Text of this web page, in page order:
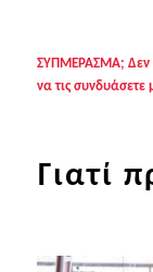
ΣΥΠΜΕΡΑΣΜΑ; Δεν
να τις
Γιατί